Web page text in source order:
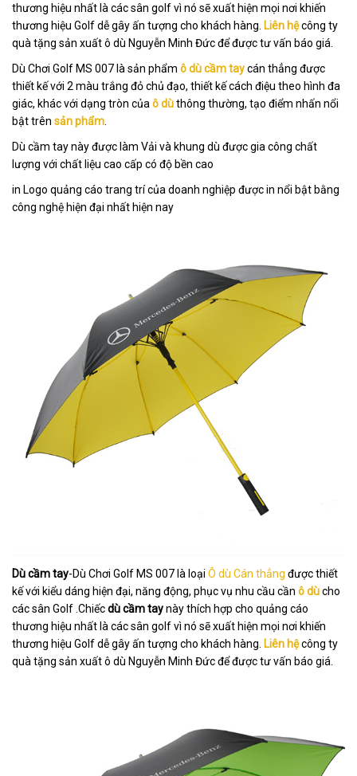
thương hiệu nhất là các sân golf vì nó sẽ xuất hiện mọi nơi khiến
thương hiệu Golf dễ gây ấn tượng cho khách hàng. Liên hệcông ty
quà tặng sản xuất ô dù Nguyễn Minh Đức để được tư vấn báo giá.
Dù Chơi Golf MS 007 là sản phẩm ô dù cầm taycán thẳng được
thiết kế với 2 màu trắng đỏ chủ đạo, thiết kế cách điệu theo hình đa
giác, khác với dạng tròn của ô dùthông thường, tạo điểm nhấn nổi
bật trên sản phẩm
Dù cầm tay này được làm Vải và khung dù được gia công chất
lượng với chất liệu cao cấp có độ bền cao
in Logo quảng cáo trang trí của doanh nghiệp được in nổi bật bằng
công nghệ hiện đại nhất hiện nay
Dù cầm tay-Dù Chơi Golf MS 007 là loại Ô dù Cán thẳng được thiết
kế với kiểu dáng hiện đại, năng động, phục vụ nhu cầu cần ô dùcho
các sân Golf .Chiếcdù cầm taynày thích hợp cho quảng cáo
thương hiệu nhất là các sân golf vì nó sẽ xuất hiện mọi nơi khiến
thương hiệu Golf dễ gây ấn tượng cho khách hàng. Liên hệcông ty
quà tặng sản xuất ô dù Nguyễn Minh Đức để được tư vấn báo giá.